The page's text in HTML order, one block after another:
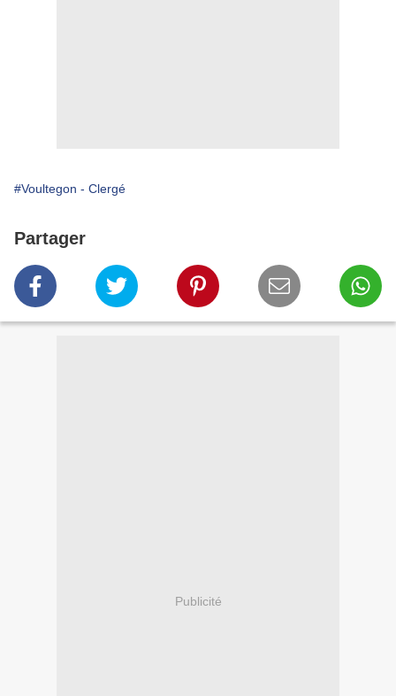
#Voultegon - Clergé
Partager
Publicité